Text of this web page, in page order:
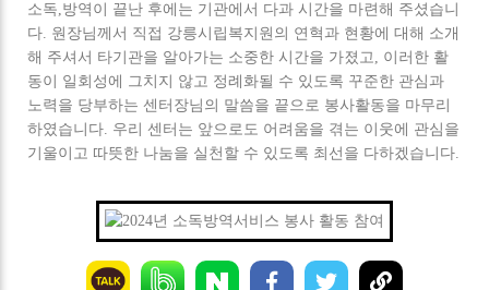
소독,방역이 끝난 후에는 기관에서 다과 시간을 마련해 주셨습니
다. 원장님께서 직접 강릉시립복지원의 연혁과 현황에 대해 소개
해 주셔서 타기관을 알아가는 소중한 시간을 가졌고, 이러한 활
동이 일회성에 그치지 않고 정례화될 수 있도록 꾸준한 관심과
노력을 당부하는 센터장님의 말씀을 끝으로 봉사활동을 마무리
하였습니다. 우리 센터는 앞으로도 어려움을 겪는 이웃에 관심을
기울이고 따뜻한 나눔을 실천할 수 있도록 최선을 다하겠습니다.